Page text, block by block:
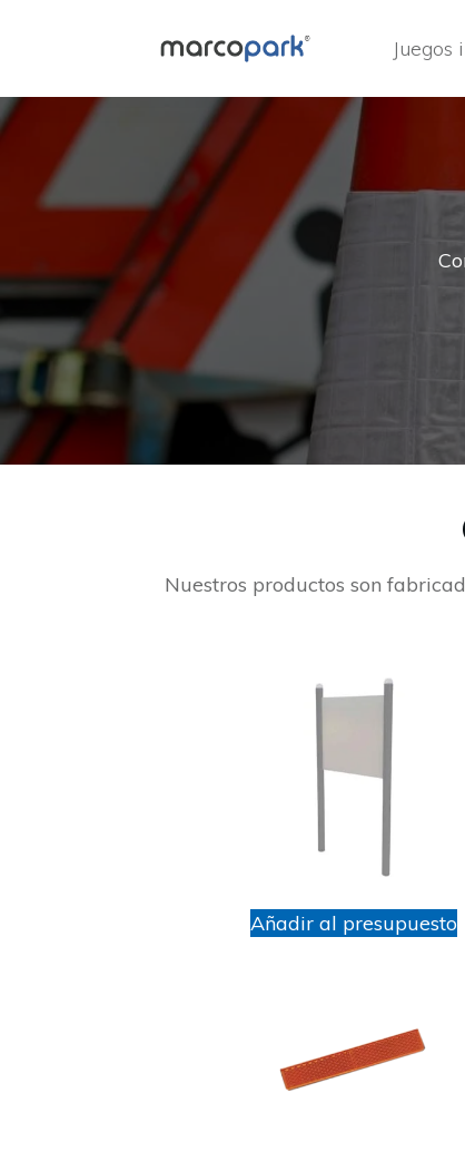
Juegos
Nuestros productos son
Añadir al presupuesto